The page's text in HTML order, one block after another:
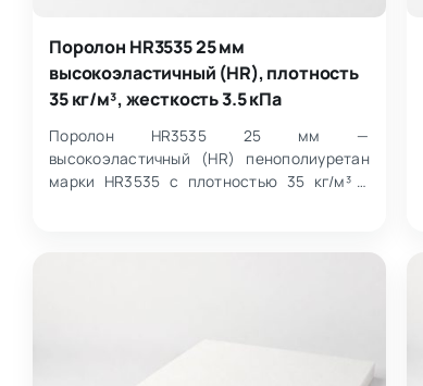
Поролон HR3535 25 мм
высокоэластичный (HR), плотность
35 кг/м³, жесткость 3.5 кПа
Поролон HR3535 25 мм —
высокоэластичный (HR) пенополиуретан
марки HR3535 с плотностью 35 кг/м³ и